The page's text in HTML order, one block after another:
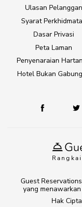
Ulasan Pelanggan
Syarat
Dasar Privasi
Peta Laman
Penyenaraian
Hotel Bukan
Hak
Guest Reservations
yang